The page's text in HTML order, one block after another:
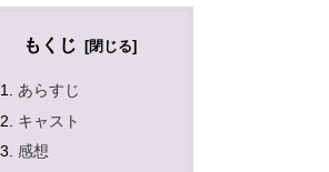
もくじ
あらすじ
キャスト
感想